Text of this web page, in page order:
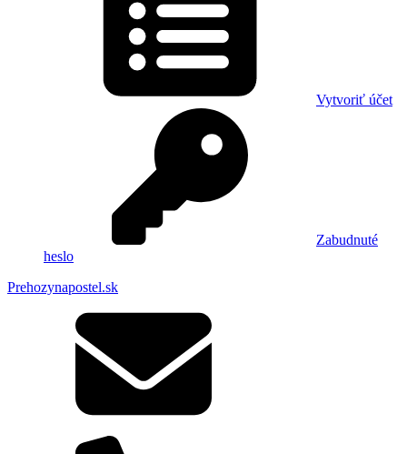
Vytvoriť účet
Zabudnuté
heslo
Prehozynapostel.sk